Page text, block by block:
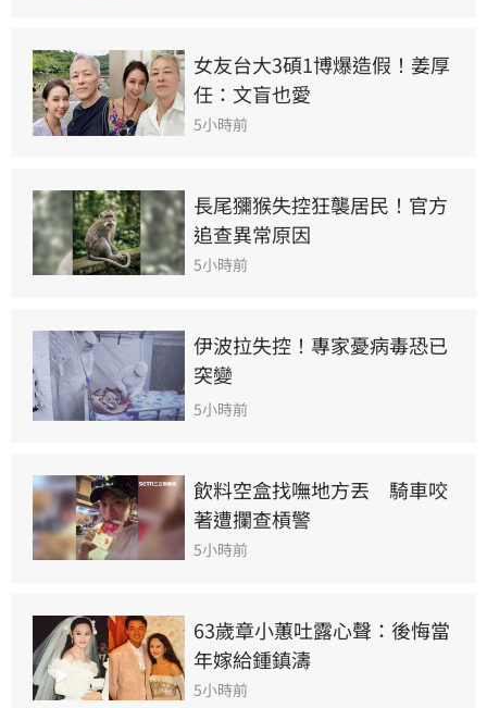
女友台大3碩1博爆造假！姜厚
任：文盲也愛
5小時前
長尾獼猴失控狂襲居民！官方
追查異常原因
5小時前
伊波拉失控！專家憂病毒恐已
突變
5小時前
飲料空盒找嘸地方丟　騎車咬
著遭攔查槓警
5小時前
63歲章小蕙吐露心聲：後悔當
年嫁給鍾鎮濤
5小時前